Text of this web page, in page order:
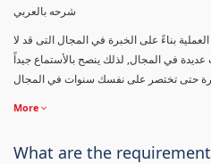
شرحه بالعربي
بناءً على الخبرة في المجال التى قد لا
في المجال, لذلك ينصح بالأستماع جيداً
حتى تختصر على نفسك سنوات في المجال
More
What are the